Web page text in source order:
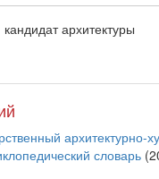
кандидат архитектуры
архитектурно-
словарь